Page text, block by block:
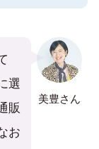
美豊さん
選
販
お